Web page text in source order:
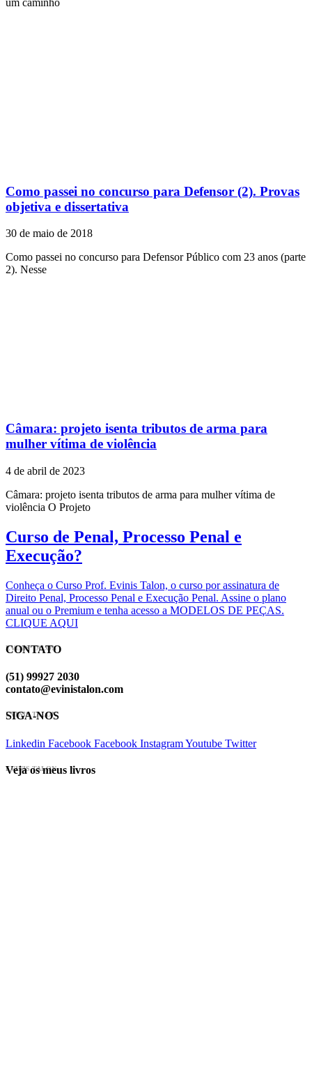
Como passei no concurso para Defensor (2). Provas
objetiva e dissertativa
30 de maio de 2018
Como passei no concurso para Defensor Público com 23 anos (parte
2). Nesse
Câmara: projeto isenta tributos de arma para
mulher vítima de violência
4 de abril de 2023
Câmara: projeto isenta tributos de arma para mulher vítima de
violência O Projeto
Curso de Penal, Processo Penal e
Execução?
Conheça o Curso Prof. Evinis Talon, o curso por assinatura de
Direito Penal, Processo Penal e Execução Penal. Assine o plano
anual ou o Premium e tenha acesso a MODELOS DE PEÇAS.
CLIQUE AQUI
EVINIS TALON
CONTATO
(51) 99927 2030
contato@evinistalon.com
EVINIS TALON
SIGA-NOS
Linkedin Facebook Facebook InstagramYoutube Twitter
EVINIS TALON
Veja os meus livros